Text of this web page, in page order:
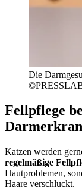
Die
Fellpflege
Katzen werden
regelmäßige
Hautproblemen,
Haare verschluckt.